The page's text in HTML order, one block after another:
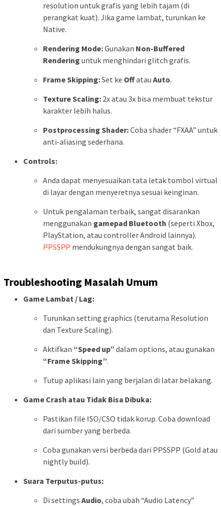
resolution untuk grafis yang lebih tajam (di
perangkat kuat). Jika game lambat, turunkan ke
Native.
Rendering Mode:Gunakan Non-Buffered
Rendering untuk menghindari glitch grafis.
Frame Skipping:Set ke Offatau Auto.
Texture Scaling: 2x atau 3x bisa membuat tekstur
karakter lebih halus.
Postprocessing Shader:Coba shader “FXAA” untuk
anti-aliasing sederhana.
Controls:
Anda dapat menyesuaikan tata letak tombol virtual
di layar dengan menyeretnya sesuai keinginan.
Untuk pengalaman terbaik, sangat disarankan
menggunakan gamepad Bluetooth (seperti Xbox,
PlayStation, atau controller Android lainnya).
PPSSPP mendukungnya dengan sangat baik.
Troubleshooting Masalah Umum
Game Lambat / Lag:
Turunkan setting graphics (terutama Resolution
dan Texture Scaling).
Aktifkan “Speed up” dalam options, atau gunakan
“Frame Skipping”.
Tutup aplikasi lain yang berjalan di latar belakang.
Game Crash atau Tidak Bisa Dibuka:
Pastikan file ISO/CSO tidak korup. Coba download
dari sumber yang berbeda.
Coba gunakan versi berbeda dari PPSSPP (Gold atau
nightly build).
Suara Terputus-putus:
Di settings Audio, coba ubah “Audio Latency”